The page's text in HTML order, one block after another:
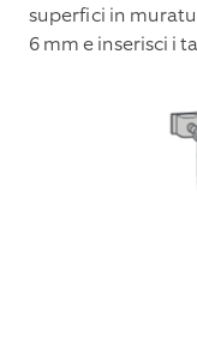
superfici in
6 mm e inserisci i